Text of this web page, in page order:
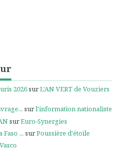
2026surL'AN VERT de Vouziers
surl'information nationaliste
surEuro-Synergies
... surPoussière d'étoile